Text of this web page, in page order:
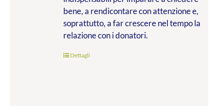
bene, a rendicontare con attenzione e,
soprattutto, a far crescere nel tempo la
relazione con i donatori.
Dettagli